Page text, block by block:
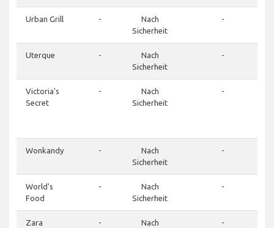
Urban Grill -
Nach
Sicherheit
-
Uterque -
Nach
Sicherheit
-
Victoria's
Secret
-
Nach
Sicherheit
-
Wonkandy -
Nach
Sicherheit
-
World's
Food
-
Nach
Sicherheit
-
Zara -
Nach
-